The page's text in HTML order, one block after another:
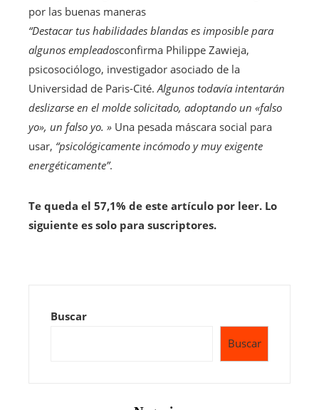
por las buenas maneras
“Destacar tus habilidades blandas es imposible para
algunos empleadosconfirma Philippe Zawieja,
psicosociólogo, investigador asociado de la
Universidad de Paris-Cité. Algunos todavía intentarán
deslizarse en el molde solicitado, adoptando un «falso
yo», un falso yo. » Una pesada máscara social para
usar, “psicológicamente incómodo y muy exigente
energéticamente”.
Te queda el 57,1% de este artículo por leer. Lo
siguiente es solo para suscriptores.
Buscar
Buscar